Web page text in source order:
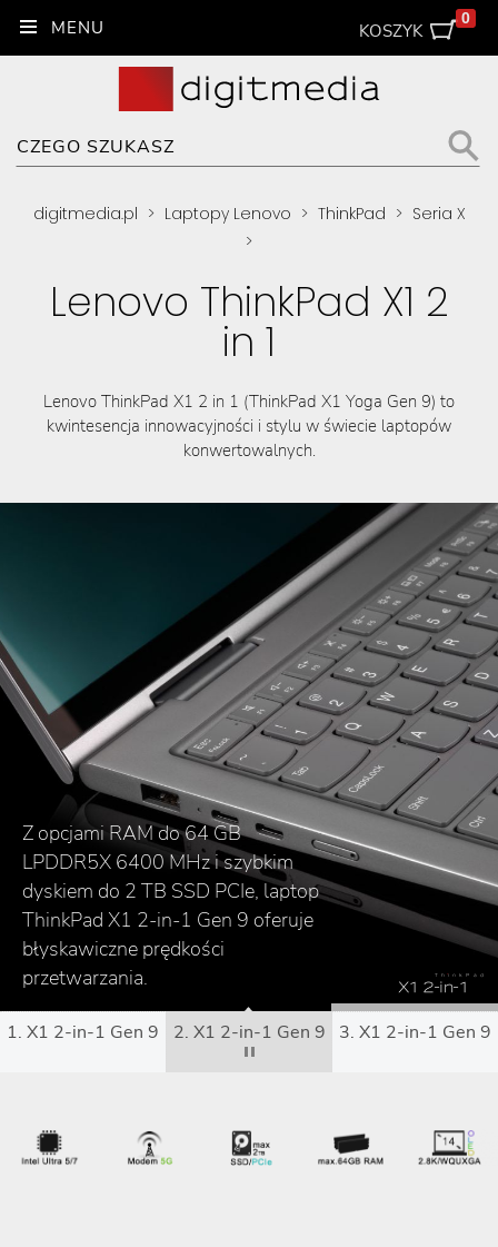
KOSZYK
0
digitmedia.pl > Laptopy Lenovo > ThinkPad > Seria X
>
Lenovo ThinkPad X1 2
in 1
Lenovo ThinkPad X1 2 in 1 (ThinkPad X1 Yoga Gen 9) to
kwintesencja innowacyjności i stylu w świecie laptopów
konwertowalnych.
X1 2-in-1
T  h  i  n  k  P  a  d
ThinkPad X1 2-in-1 Gen 9
charakteryzuje się lekką, a zarazem
wytrzymałą konstrukcją, co
sprawia, że jest łatwy do zabrania
w podróż, bez utraty trwałości.
1. X1 2-in-1 Gen 9 2. X1 2-in-1 Gen 9 3. X1 2-in-1 Gen 9